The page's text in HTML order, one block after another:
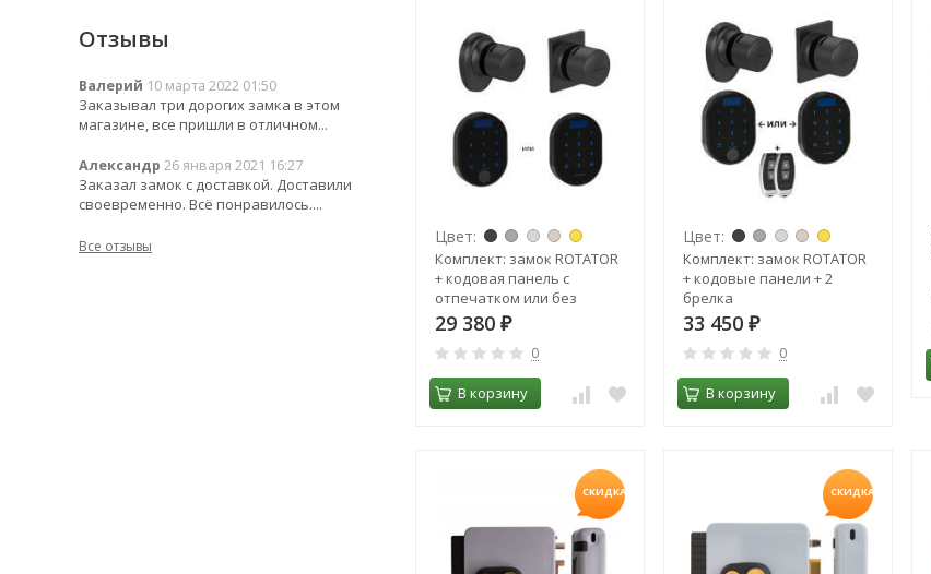
Цвет:
Комплект: замок ROTATOR
+ кодовая панель с
отпечатком или без
29 380 ₽
0
В корзину
Цвет:
Комплект: замок ROTATOR
+ кодовые панели + 2
брелка
33 450 ₽
0
В корзину
СКИДКА! СКИДКА!
Отзывы
Валерий 10 марта 2022 01:50
Заказывал три дорогих замка в этом
магазине, все пришли в отличном...
Александр 26 января 2021 16:27
Заказал замок с доставкой. Доставили
своевременно. Всё понравилось....
Все отзывы